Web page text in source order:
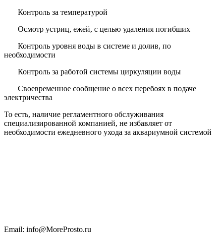
Контроль за температурой
Осмотр устриц, ежей, с целью удаления погибших
Контроль уровня воды в системе и долив, по
необходимости
Контроль за работой системы циркуляции воды
Своевременное сообщение о всех перебоях в подаче
электричества
То есть, наличие регламентного обслуживания
специализированной компанией, не избавляет от
необходимости ежедневного ухода за аквариумной системой
Email: info@MoreProsto.ru